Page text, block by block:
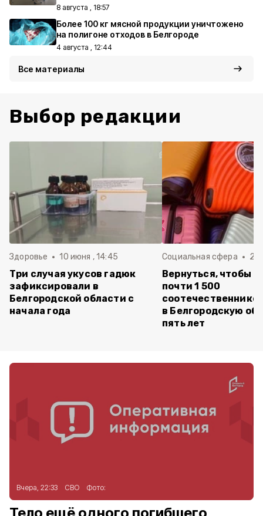
8 августа , 18:57
Более 100 кг мясной продукции уничтожено
на полигоне отходов в Белгороде
4 августа , 12:44
Все материалы
Выбор редакции
Здоровье 10 июня , 14:45
Три случая укусов гадюк
зафиксировали в
Белгородской области с
начала года
Социальная сфера 20
Вернуться, чтобы
почти 1 500
в Белгородскую
пять лет
Вчера, 22:33 СВО Фото: